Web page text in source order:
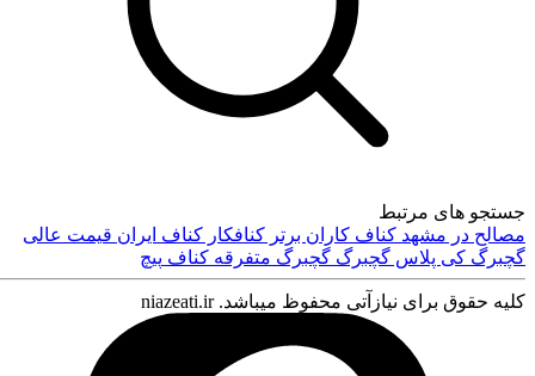
تماس با ما
جستجو های مرتبط
مصالح در مشهدکناف کاران برتر کنافکار کناف ایرانقیمت عالی
گچبرگ کی پلاس گچبرگگچبرگ متفرقهکناف پیچ
کلیه حقوق برای نیازآتی محفوظ میباشد. niazeati.ir